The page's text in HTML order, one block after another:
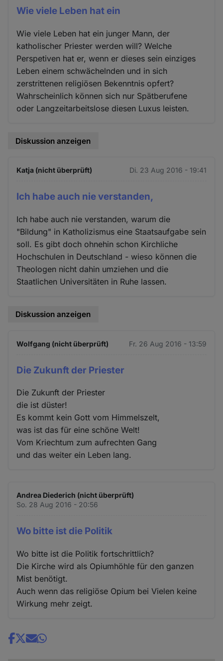
Wie viele Leben hat ein
Wie viele Leben hat ein junger Mann, der
katholischer Priester werden will? Welche
Perspetiven hat er, wenn er dieses sein einziges
Leben einem schwächelnden und in sich
zerstrittenen religiösen Bekenntnis opfert?
Wahrscheinlich können sich nur Spätberufene
oder Langzeitarbeitslose diesen Luxus leisten.
Diskussion anzeigen
Katja (nicht überprüft) Di. 23 Aug 2016 - 19:41
Ich habe auch nie verstanden,
Ich habe auch nie verstanden, warum die
"Bildung" in Katholizismus eine Staatsaufgabe sein
soll. Es gibt doch ohnehin schon Kirchliche
Hochschulen in Deutschland - wieso können die
Theologen nicht dahin umziehen und die
Staatlichen Universitäten in Ruhe lassen.
Diskussion anzeigen
Wolfgang (nicht überprüft) Fr. 26 Aug 2016 - 13:59
Die Zukunft der Priester
Die Zukunft der Priester
die ist düster!
Es kommt kein Gott vom Himmelszelt,
was ist das für eine schöne Welt!
Vom Kriechtum zum aufrechten Gang
und das weiter ein Leben lang.
Andrea Diederich (nicht überprüft)
So. 28 Aug 2016 - 20:56
Wo bitte ist die Politik
Wo bitte ist die Politik fortschrittlich?
Die Kirche wird als Opiumhöhle für den ganzen
Mist benötigt.
Auch wenn das religiöse Opium bei Vielen keine
Wirkung mehr zeigt.
Share